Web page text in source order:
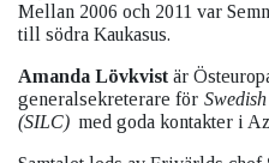
Mellan 2006 och 2011 var
till södra Kaukasus.
Amanda Lövkvist är
generalsekreterare för
(SILC) med goda kontakter i